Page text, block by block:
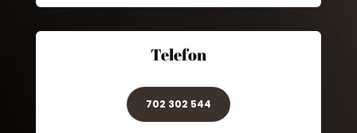
Telefon
702 302 544